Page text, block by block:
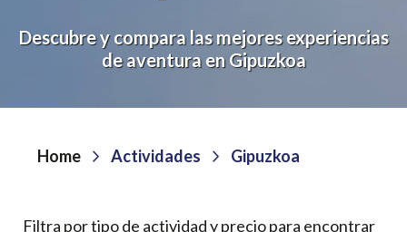
Descubre y compara las mejores experiencias
de aventura en Gipuzkoa
Home Actividades Gipuzkoa
Filtra por tipo de actividad y precio para encontrar